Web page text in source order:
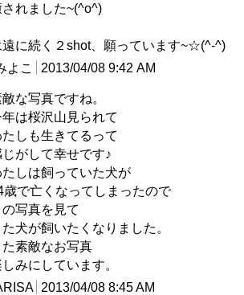
されました~(^o^)
遠に続く２shot、願っています~☆(^-^)
よこ
2013/04/08 9:42 AM
な写真ですね。
は桜沢山見られて
たしも生きてるって
がして幸せです♪
たしは飼っていた犬が
歳で亡くなってしまったので
の写真を見て
た犬が飼いたくなりました。
た素敵なお写真
みにしています。
2013/04/08 8:45 AM